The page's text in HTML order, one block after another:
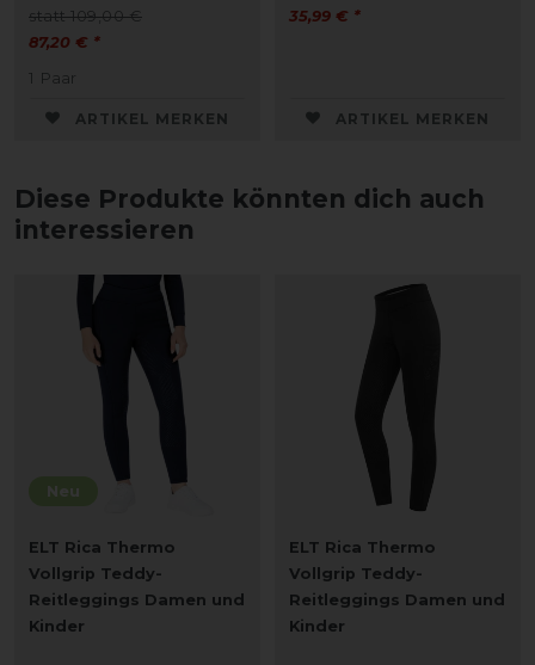
statt 109,00 €
87,20 € *
1 Paar
ARTIKEL MERKEN
35,99 € *
ARTIKEL MERKEN
Diese Produkte könnten dich auch
interessieren
Neu
ELT Rica Thermo
Vollgrip Teddy-
Reitleggings Damen und
Kinder
ELT Rica Thermo
Vollgrip Teddy-
Reitleggings Damen und
Kinder